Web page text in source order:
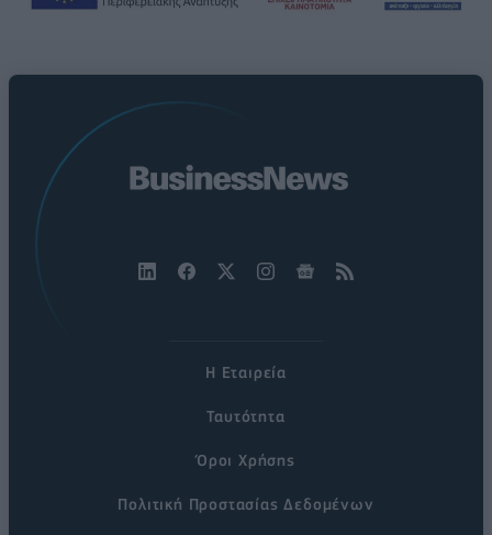
Η Εταιρεία
Ταυτότητα
Όροι Χρήσης
Πολιτική Προστασίας Δεδομένων